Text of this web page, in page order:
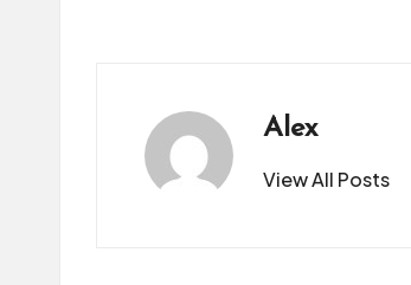
Alex
View All Posts